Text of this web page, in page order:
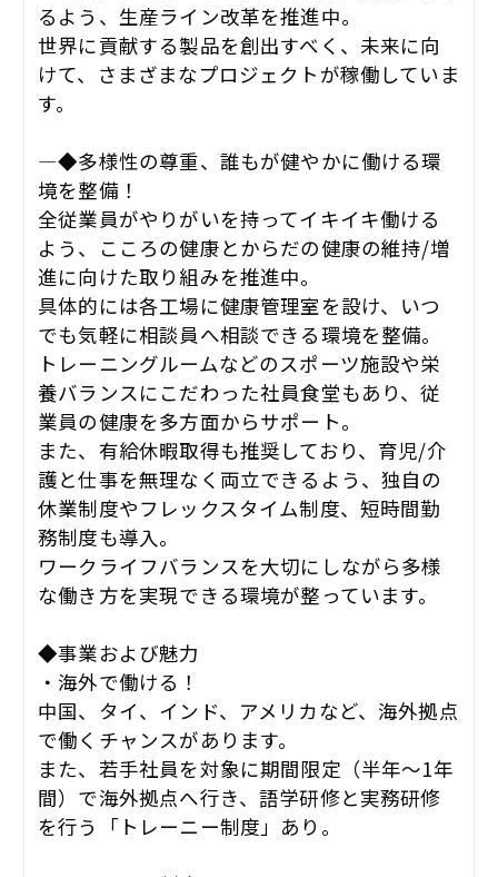
るよう、生産ライン改革を推進中。
世界に貢献する製品を創出すべく、未来に向
けて、さまざまなプロジェクトが稼働していま
す。
―◆多様性の尊重、誰もが健やかに働ける環
境を整備！
全従業員がやりがいを持ってイキイキ働ける
よう、こころの健康とからだの健康の維持/増
進に向けた取り組みを推進中。
具体的には各工場に健康管理室を設け、いつ
でも気軽に相談員へ相談できる環境を整備。
トレーニングルームなどのスポーツ施設や栄
養バランスにこだわった社員食堂もあり、従
業員の健康を多方面からサポート。
また、有給休暇取得も推奨しており、育児/介
護と仕事を無理なく両立できるよう、独自の
休業制度やフレックスタイム制度、短時間勤
務制度も導入。
ワークライフバランスを大切にしながら多様
な働き方を実現できる環境が整っています。
◆事業および魅力
・海外で働ける！
中国、タイ、インド、アメリカなど、海外拠点
で働くチャンスがあります。
また、若手社員を対象に期間限定（半年～1年
間）で海外拠点へ行き、語学研修と実務研修
を行う「トレーニー制度」あり。